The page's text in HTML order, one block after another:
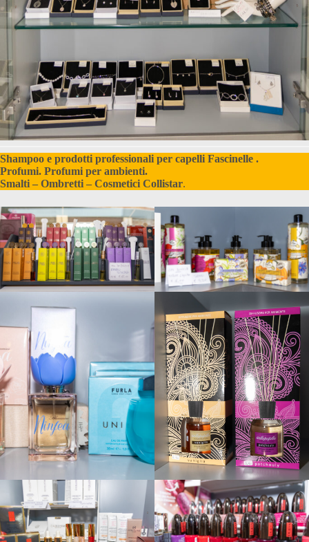
Shampoo e prodotti professionali per capelli Fascinelle .
Profumi. Profumi per ambienti.
Smalti – Ombretti – Cosmetici Collistar.